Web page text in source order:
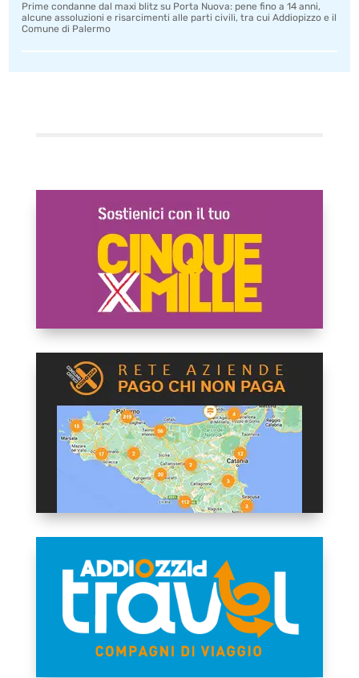
Prime condanne dal maxi blitz su Porta Nuova: pene fino a 14 anni,
alcune assoluzioni e risarcimenti alle parti civili, tra cui Addiopizzo e il
Comune di Palermo